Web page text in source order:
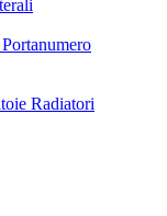
Radiatori